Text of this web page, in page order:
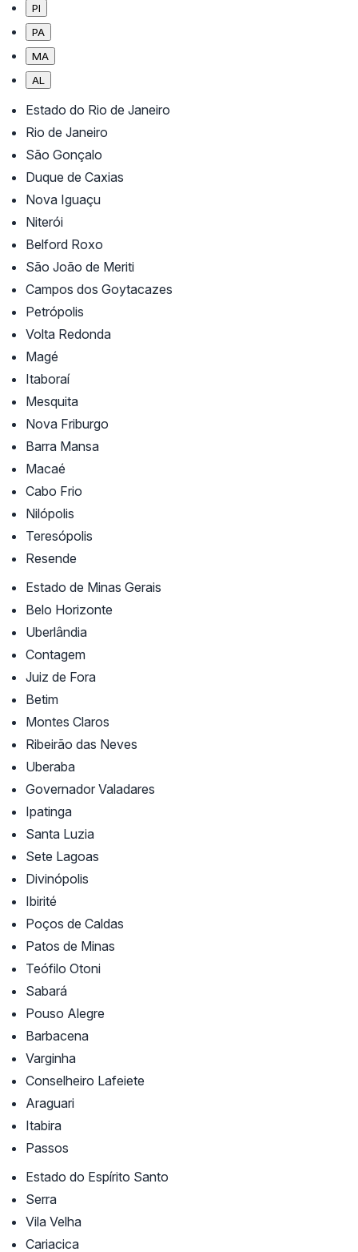
PI
PA
MA
AL
Estado do Rio de Janeiro
Rio de Janeiro
São Gonçalo
Duque de Caxias
Nova Iguaçu
Niterói
Belford Roxo
São João de Meriti
Campos dos Goytacazes
Petrópolis
Volta Redonda
Magé
Itaboraí
Mesquita
Nova Friburgo
Barra Mansa
Macaé
Cabo Frio
Nilópolis
Teresópolis
Resende
Estado de Minas Gerais
Belo Horizonte
Uberlândia
Contagem
Juiz de Fora
Betim
Montes Claros
Ribeirão das Neves
Uberaba
Governador Valadares
Ipatinga
Santa Luzia
Sete Lagoas
Divinópolis
Ibirité
Poços de Caldas
Patos de Minas
Teófilo Otoni
Sabará
Pouso Alegre
Barbacena
Varginha
Conselheiro Lafeiete
Araguari
Itabira
Passos
Estado do Espírito Santo
Serra
Vila Velha
Cariacica